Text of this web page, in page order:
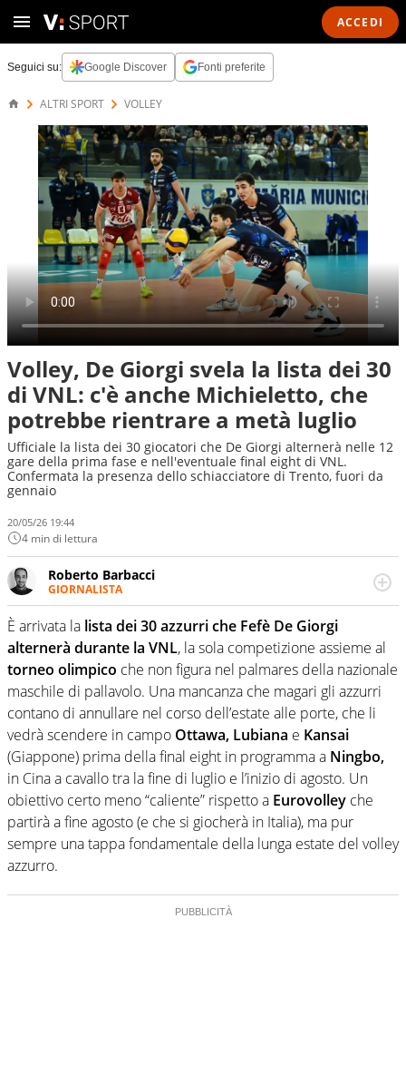
ACCEDI
Seguici su: Google Discover Fonti preferite
ALTRI SPORT VOLLEY
Volley, De Giorgi svela la lista dei 30
di VNL: c'è anche Michieletto, che
potrebbe rientrare a metà luglio
Ufficiale la lista dei 30 giocatori che De Giorgi alternerà nelle 12
gare della prima fase e nell'eventuale final eight di VNL.
Confermata la presenza dello schiacciatore di Trento, fuori da
gennaio
20/05/26 19:44
4 min di lettura
Roberto Barbacci
GIORNALISTA
Giornalista (pubblicista) sportivo a tutto campo, è il
tuttologo di Virgilio Sport. Provate a chiedergli di boxe, di
scherma, di volley o di curling: ve ne farà innamorare
È arrivata la lista dei 30 azzurri che Fefè De Giorgi
alternerà durante la VNL, la sola competizione assieme al
torneo olimpico che non figura nel palmares della nazionale
maschile di pallavolo. Una mancanza che magari gli azzurri
contano di annullare nel corso dell’estate alle porte, che li
vedrà scendere in campo Ottawa, Lubiana e Kansai
(Giappone) prima della final eight in programma a Ningbo,
in Cina a cavallo tra la fine di luglio e l’inizio di agosto. Un
obiettivo certo meno “caliente” rispetto a Eurovolley che
partirà a fine agosto (e che si giocherà in Italia), ma pur
sempre una tappa fondamentale della lunga estate del volley
azzurro.